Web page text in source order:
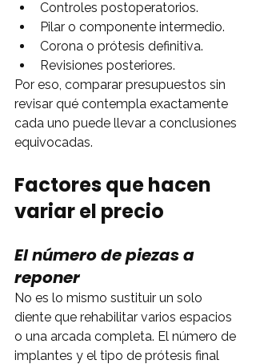
Controles postoperatorios.
Pilar o componente intermedio.
Corona o prótesis definitiva.
Revisiones posteriores.
Por eso, comparar presupuestos sin
revisar qué contempla exactamente
cada uno puede llevar a conclusiones
equivocadas.
Factores que hacen
variar el precio
El número de piezas a
reponer
No es lo mismo sustituir un solo
diente que rehabilitar varios espacios
o una arcada completa. El número de
implantes y el tipo de prótesis final